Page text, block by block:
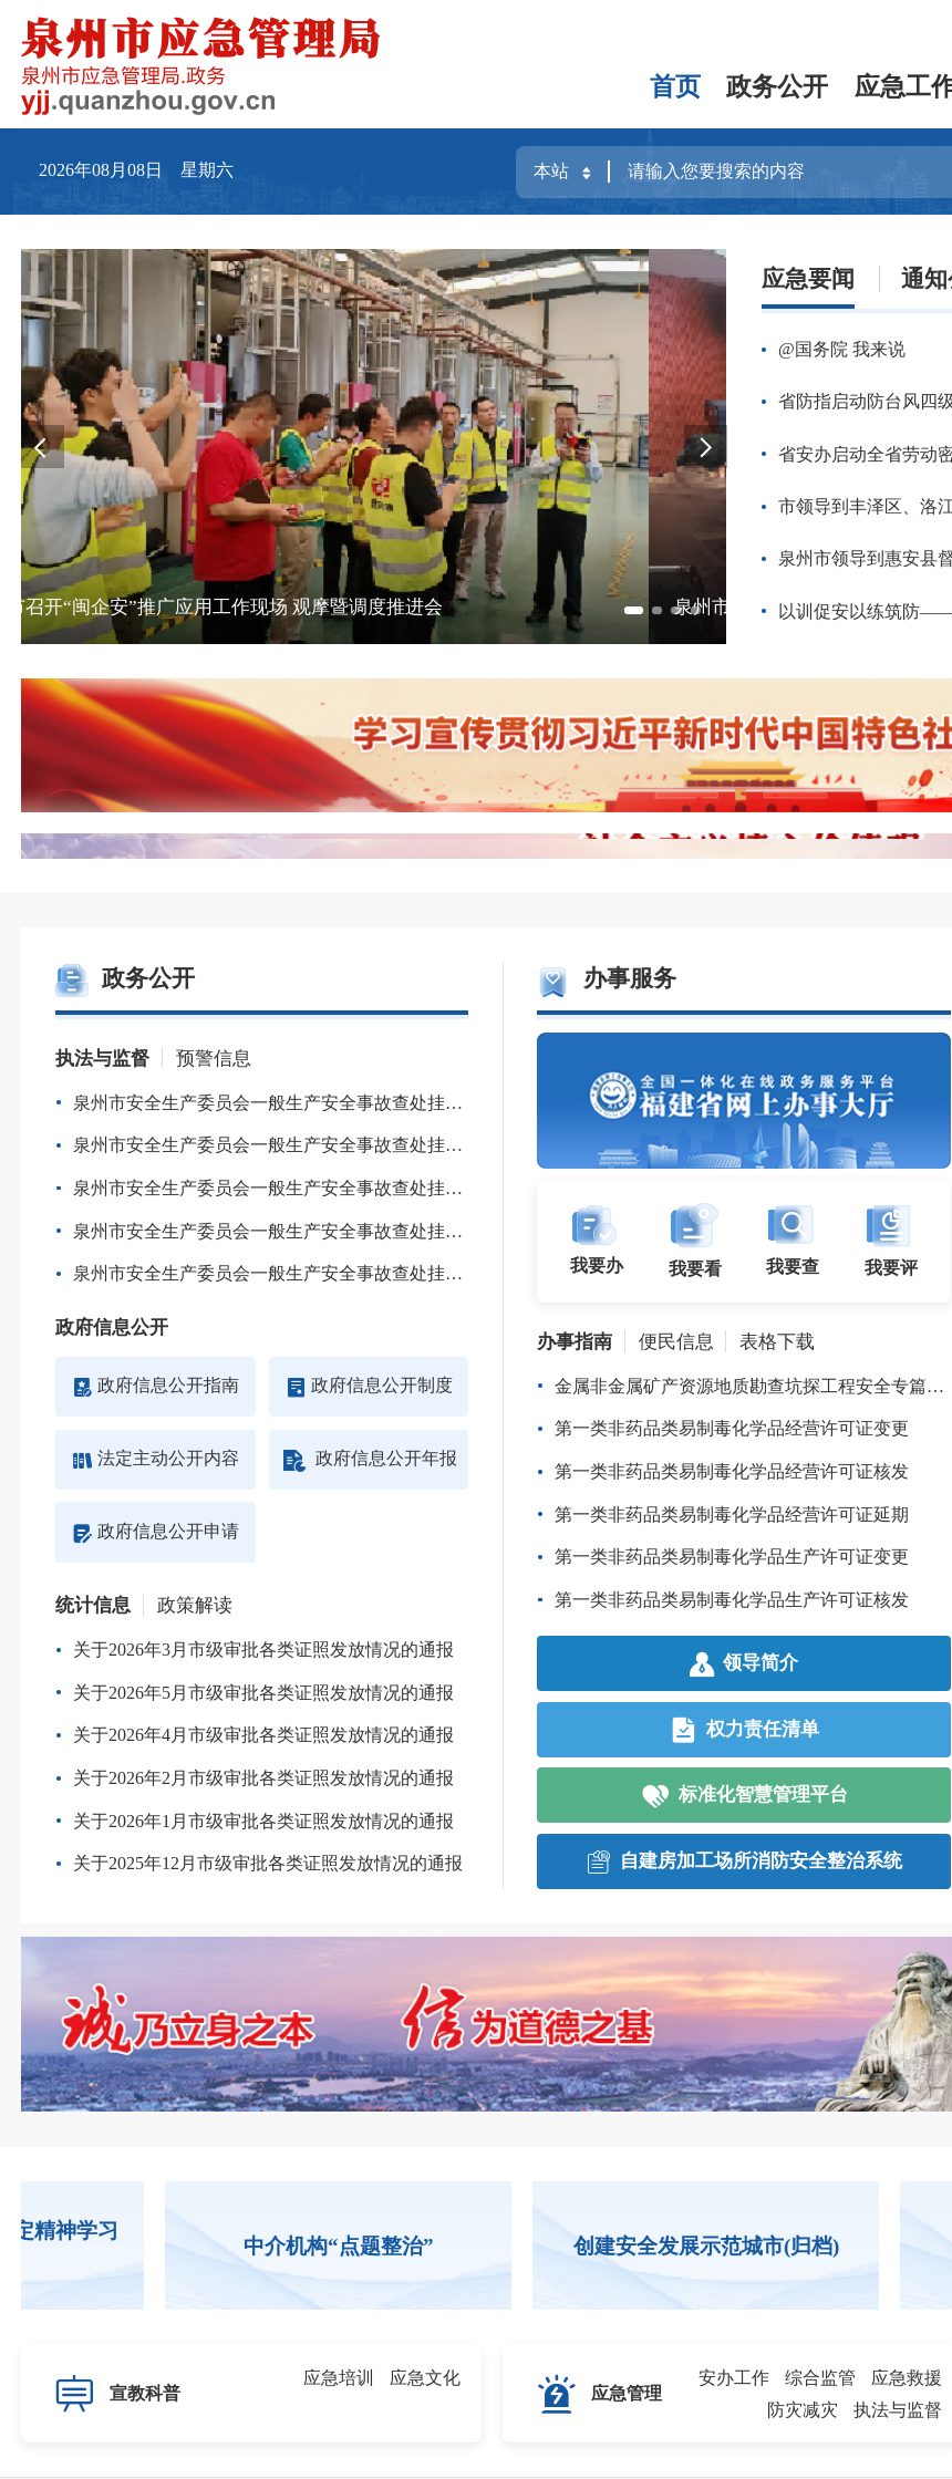
首页 政务公开 应急工
2026年08月08日 星期六
泉州市召开“闽企安”推广应用工作现场 观摩暨调度推进会
应急要闻 通
@国务院 我来说
省防指启动防台风四
省安办启动全省劳动密
市领导到丰泽区、洛
泉州市领导到惠安县
以训促安以练筑防——
政务公开
执法与监督 预警信息
泉州市安全生产委员会一般生产安全事故查处挂牌督办通知书
泉州市安全生产委员会一般生产安全事故查处挂牌督办通知书
泉州市安全生产委员会一般生产安全事故查处挂牌督办通知书
泉州市安全生产委员会一般生产安全事故查处挂牌督办通知书
泉州市安全生产委员会一般生产安全事故查处挂牌督办通知书
最新！泉州终止防台风Ⅳ级应急响应
最新！泉州调整防台风应急响应为Ⅳ级
泉州启动防暴雨Ⅳ级应急响应！
刚刚！泉州终止防暴雨Ⅳ级应急响应！
政府信息公开
政府信息公开指南 政府信息公开制度
法定主动公开内容 政府信息公开年报
政府信息公开申请
统计信息 政策解读
关于2026年3月市级审批各类证照发放情况的通报
关于2026年5月市级审批各类证照发放情况的通报
关于2026年4月市级审批各类证照发放情况的通报
关于2026年2月市级审批各类证照发放情况的通报
关于2026年1月市级审批各类证照发放情况的通报
关于2025年12月市级审批各类证照发放情况的通报
图解|《福建省安全生产责任保险实施细则》
《福建省安全生产责任保险实施细则》解读
泉州市人民政府办公室关于印发泉州市自然灾害救助应急预案的通知
视频解读|《福建省安全工程专业高级工程师职称评审条件（试行）》
视频解读|《福建省安全工程专业高级工程师职称评审条件（试行）》
办事服务
我要办 我要看 我要查 我要评
办事指南 便民信息 表格下载
金属非金属矿产资源地质勘查坑探工程安全专篇审查
第一类非药品类易制毒化学品经营许可证变更
第一类非药品类易制毒化学品经营许可证核发
第一类非药品类易制毒化学品经营许可证延期
第一类非药品类易制毒化学品生产许可证变更
第一类非药品类易制毒化学品生产许可证核发
领导简介
权力责任清单
标准化智慧管理平台
自建房加工场所消防安全整治系统
精神学习
中介机构“点题整治” 创建安全发展示范城市(归档)
宣教科普
应急培训
应急文化
应急管理
安办工作 综合监管
应急救援
防灾减灾
执法与监督